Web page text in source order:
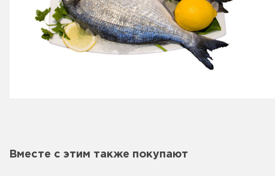
Вместе с этим также покупают